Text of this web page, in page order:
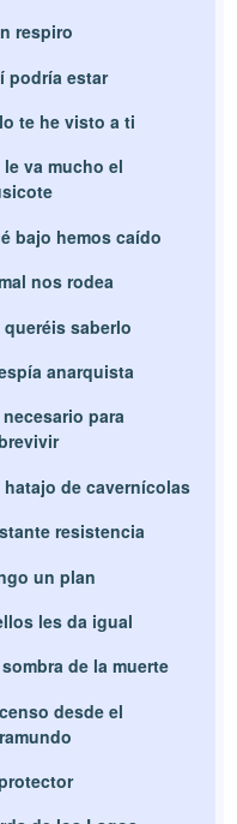
respiro
podría estar
te he visto a ti
le va mucho el
bajo hemos caído
nos rodea
queréis saberlo
anarquista
para
hatajo de cavernícolas
resistencia
un plan
les da igual
de la muerte
desde el